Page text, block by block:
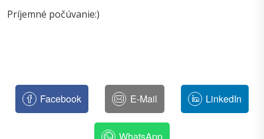
Príjemné počúvanie:)
Facebook E-Mail LinkedIn